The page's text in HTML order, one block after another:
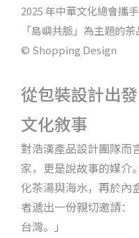
2025 年中華文化總會攜
「島嶼共脈」為主題的
© Shopping Design
從包裝設計出
文化敘事
對浩漢產品設計團隊而
家，更是說故事的媒介
化茶湯與海水，再於內
者遞出一份親切邀請：
台灣。」